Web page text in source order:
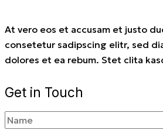
At vero eos et accusam et justo
consetetur sadipscing elitr, sed
dolores et ea rebum. Stet clita
Get in Touch